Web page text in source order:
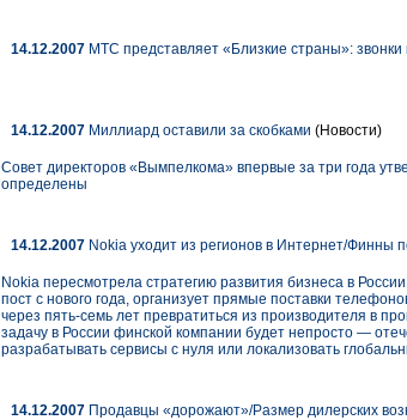
14.12.2007 МТС представляет «Близкие страны»:
14.12.2007 Миллиард оставили за скобками (Новости)
Совет директоров «Вымпелкома» впервые за три года
определены
14.12.2007 Nokia уходит из регионов в Интернет/Финны
Nokia пересмотрела стратегию развития бизнеса в
пост с нового года, организует прямые поставки
через пять-семь лет превратиться из производителя в
задачу в России финской компании будет непросто —
разрабатывать сервисы с нуля или локализовать
14.12.2007 Продавцы «дорожают»/Размер дилерских